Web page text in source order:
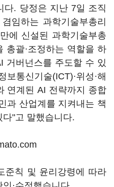
다. 당정은 지난 7일 조직
임하는 과학기술부총리
에 신설된 과학기술부총
총괄·조정하는 역할을 하
거버넌스를 주도할 수 있
통신기술(ICT)·위성·해
연계된 AI 전략까지 종합
과 산업계를 지켜내는 책
"고 말했습니다.
준칙 및 윤리강령에 따라